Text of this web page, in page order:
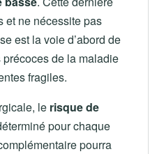
et ne nécessite pas
est la voie d’abord de
de la maladie
fragiles.
le risque de
pour chaque
pourra